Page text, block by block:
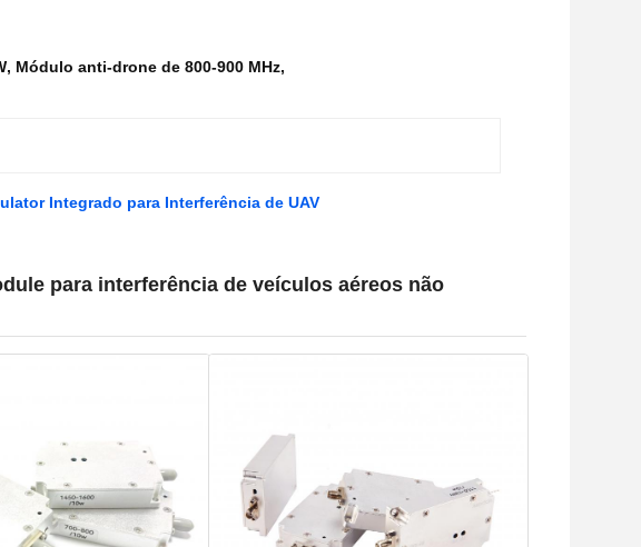
, Módulo anti-drone de 800-900 MHz,
Integrado para Interferência de UAV
para interferência de veículos aéreos não